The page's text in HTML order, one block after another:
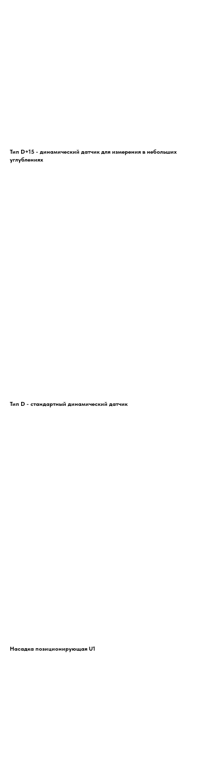
Тип D+15 - динамический датчик для измерения в небольших
углублениях
Тип D - стандартный динамический датчик
Насадка позиционирующая U1